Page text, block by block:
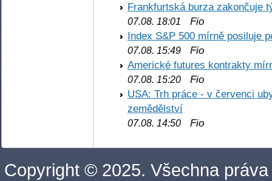
Frankfurtská burza zakončuje
07.08. 18:01
Fio
Index S&P 500 mírně posiluje
07.08. 15:49 Fio
Americké futures kontrakty
07.08. 15:20 Fio
USA: Trh práce - v červenci
zemědělství
07.08. 14:50 Fio
Copyright © 2025. Všechna práva